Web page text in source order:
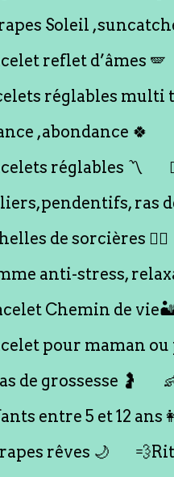
Soleil
reflet d’âmes 🪽
réglables multi
,abondance 🍀
réglables 〽️
ras
de sorcières 🧙‍♀️
anti-stress,
Chemin de
pour maman ou
de grossesse 🤰
entre 5 et 12 ans👩
rêves 🌙